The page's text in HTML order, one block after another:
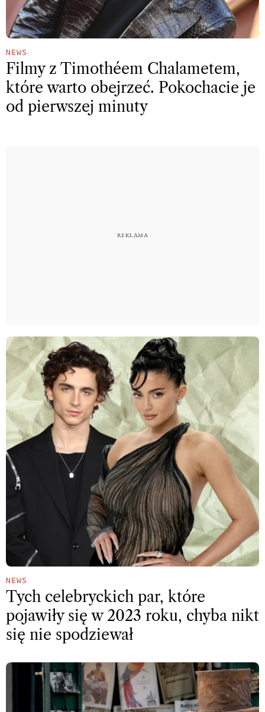
NEWS
Filmy z Timothéem Chalametem,
które warto obejrzeć. Pokochacie je
od pierwszej minuty
NEWS
Tych celebryckich par, które
pojawiły się w 2023 roku, chyba nikt
się nie spodziewał